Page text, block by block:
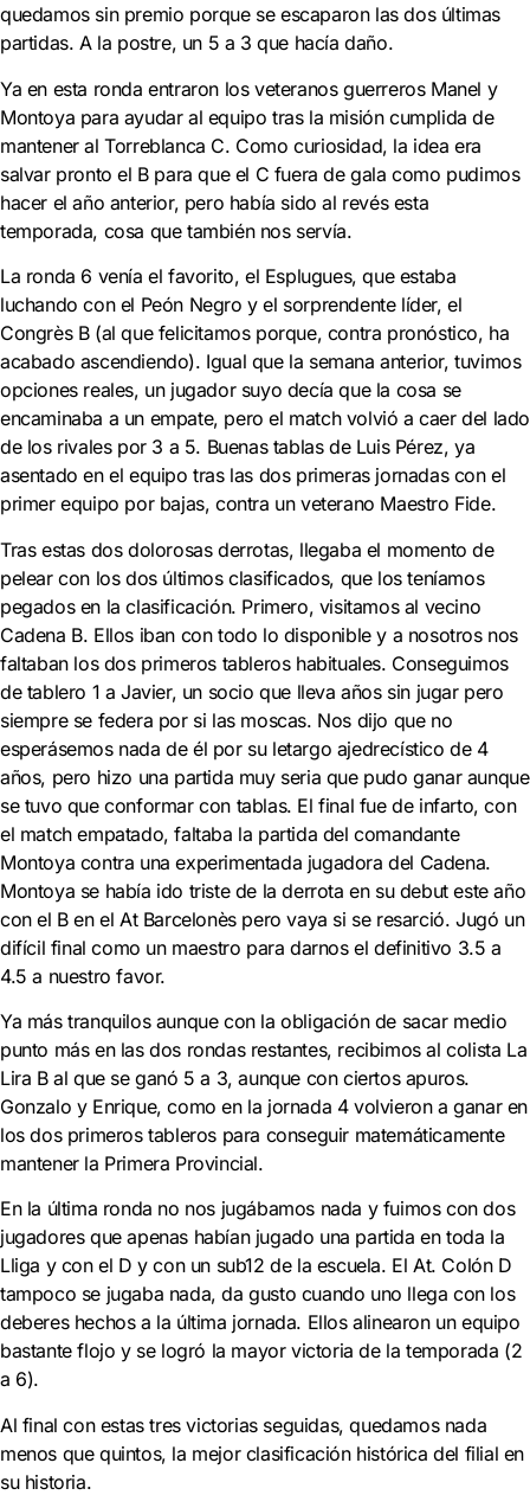
quedamos sin premio porque se escaparon las dos últimas
partidas. A la postre, un 5 a 3 que hacía daño.
Ya en esta ronda entraron los veteranos guerreros Manel y
Montoya para ayudar al equipo tras la misión cumplida de
mantener al Torreblanca C. Como curiosidad, la idea era
salvar pronto el B para que el C fuera de gala como pudimos
hacer el año anterior, pero había sido al revés esta
temporada, cosa que también nos servía.
La ronda 6 venía el favorito, el Esplugues, que estaba
luchando con el Peón Negro y el sorprendente líder, el
Congrès B (al que felicitamos porque, contra pronóstico, ha
acabado ascendiendo). Igual que la semana anterior, tuvimos
opciones reales, un jugador suyo decía que la cosa se
encaminaba a un empate, pero el match volvió a caer del lado
de los rivales por 3 a 5. Buenas tablas de Luis Pérez, ya
asentado en el equipo tras las dos primeras jornadas con el
primer equipo por bajas, contra un veterano Maestro Fide.
Tras estas dos dolorosas derrotas, llegaba el momento de
pelear con los dos últimos clasificados, que los teníamos
pegados en la clasificación. Primero, visitamos al vecino
Cadena B. Ellos iban con todo lo disponible y a nosotros nos
faltaban los dos primeros tableros habituales. Conseguimos
de tablero 1 a Javier, un socio que lleva años sin jugar pero
siempre se federa por si las moscas. Nos dijo que no
esperásemos nada de él por su letargo ajedrecístico de 4
años, pero hizo una partida muy seria que pudo ganar aunque
se tuvo que conformar con tablas. El final fue de infarto, con
el match empatado, faltaba la partida del comandante
Montoya contra una experimentada jugadora del Cadena.
Montoya se había ido triste de la derrota en su debut este año
con el B en el At Barcelonès pero vaya si se resarció. Jugó un
difícil final como un maestro para darnos el definitivo 3.5 a
4.5 a nuestro favor.
Ya más tranquilos aunque con la obligación de sacar medio
punto más en las dos rondas restantes, recibimos al colista La
Lira B al que se ganó 5 a 3, aunque con ciertos apuros.
Gonzalo y Enrique, como en la jornada 4 volvieron a ganar en
los dos primeros tableros para conseguir matemáticamente
mantener la Primera Provincial.
En la última ronda no nos jugábamos nada y fuimos con dos
jugadores que apenas habían jugado una partida en toda la
Lliga y con el D y con un sub12 de la escuela. El At. Colón D
tampoco se jugaba nada, da gusto cuando uno llega con los
deberes hechos a la última jornada. Ellos alinearon un equipo
bastante flojo y se logró la mayor victoria de la temporada (2
a 6).
Al final con estas tres victorias seguidas, quedamos nada
menos que quintos, la mejor clasificación histórica del filial en
su historia.